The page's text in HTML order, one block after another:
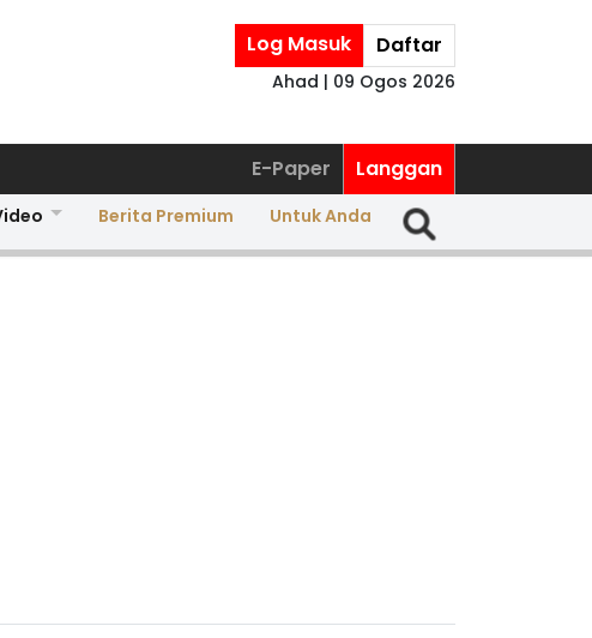
Log Masuk Daftar
Ahad | 09 Ogos 2026
E-Paper Langgan
Berita Premium Untuk Anda